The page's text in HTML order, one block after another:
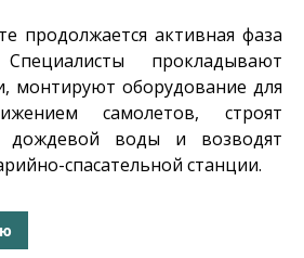
продолжается активная фаза
Специалисты прокладывают
монтируют оборудование для
самолетов, строят
дождевой воды и возводят
спасательной станции.